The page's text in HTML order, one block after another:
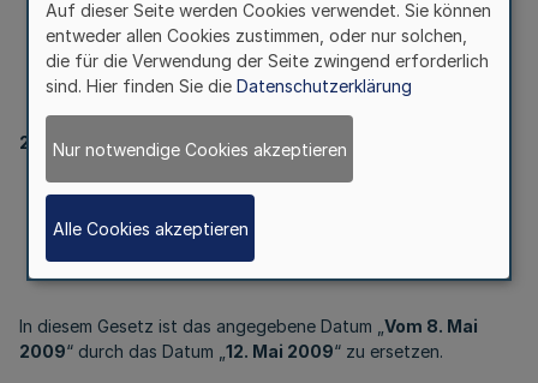
298)
202
Berichtigung des Gesetzes
vom 8. Mai 2009 (
In diesem Gesetz ist das angegebene Datum „ Vom 8. Mai
2009“ durch das Datum „ 12. Mai 2009“ zu ersetzen.
Auf dieser Seite werden Cookies verwendet. Sie können
entweder allen Cookies zustimmen, oder nur solchen,
die für die Verwendung der Seite zwingend erforderlich
sind. Hier finden Sie die Datenschutzerklärung
Nur notwendige Cookies akzeptieren
Alle Cookies akzeptieren